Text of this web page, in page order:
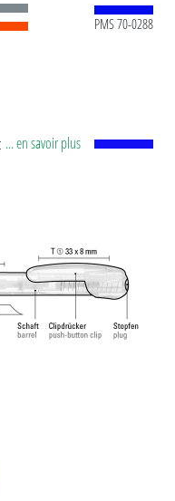
PMS 70-0288
2,
... en savoir plus